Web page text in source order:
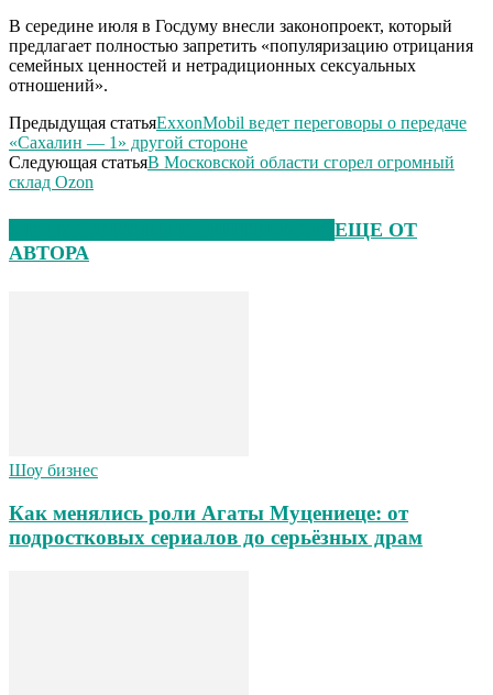
В середине июля в Госдуму внесли законопроект, который
предлагает полностью запретить «популяризацию отрицания
семейных ценностей и нетрадиционных сексуальных
отношений».
Предыдущая статьяExxonMobil ведет переговоры о передаче
«Сахалин — 1» другой стороне
Следующая статьяВ Московской области сгорел огромный
склад Ozon
ЕЩЕ ОТ
АВТОРА
Шоу бизнес
Как менялись роли Агаты Муцениеце: от
подростковых сериалов до серьёзных драм